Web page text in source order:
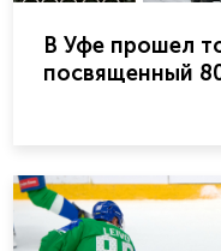
В Уфе прошел
посвященный